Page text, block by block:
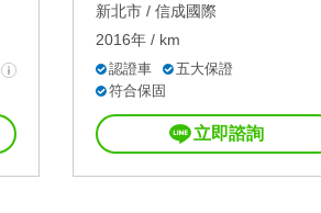
新北市 / 信成國際
2016年 / km
認證車
五大保證
符合保固
立即諮詢